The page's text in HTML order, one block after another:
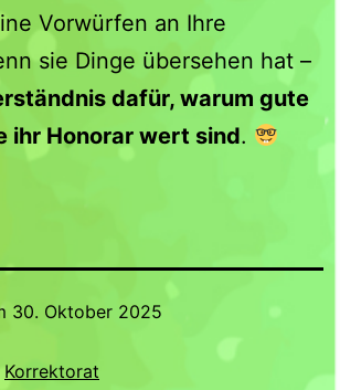
Vorwürfen an Ihre
sie Dinge übersehen hat –
dafür, warum gute
ihr Honorar wert sind.
30. Oktober 2025
Korrektorat